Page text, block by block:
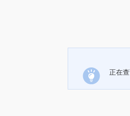
正在